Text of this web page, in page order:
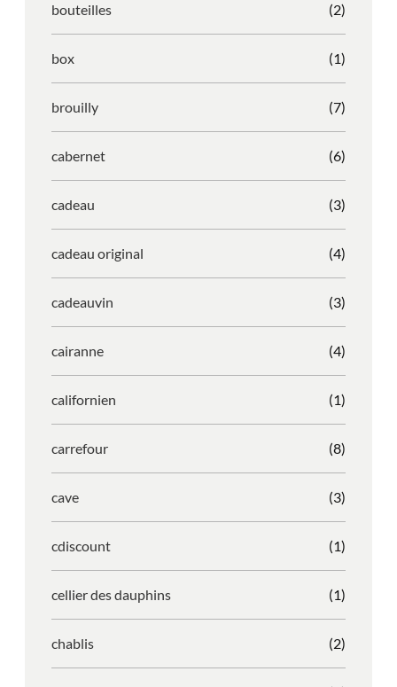
bouteilles (2)
box (1)
brouilly (7)
cabernet (6)
cadeau (3)
cadeau original (4)
cadeauvin (3)
cairanne (4)
californien (1)
carrefour (8)
cave (3)
cdiscount (1)
cellier des dauphins (1)
chablis (2)